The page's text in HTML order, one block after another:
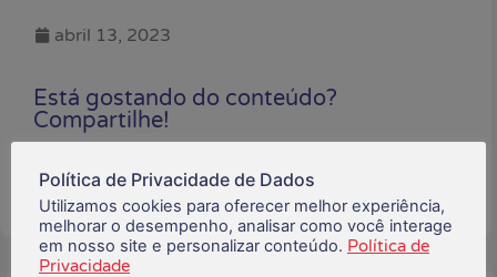
abril 13, 2023
Está gostando do conteúdo?
Compartilhe!
Política de Privacidade de Dados
Utilizamos cookies para oferecer melhor experiência,
melhorar o desempenho, analisar como você interage
em nosso site e personalizar conteúdo. Política de
Privacidade